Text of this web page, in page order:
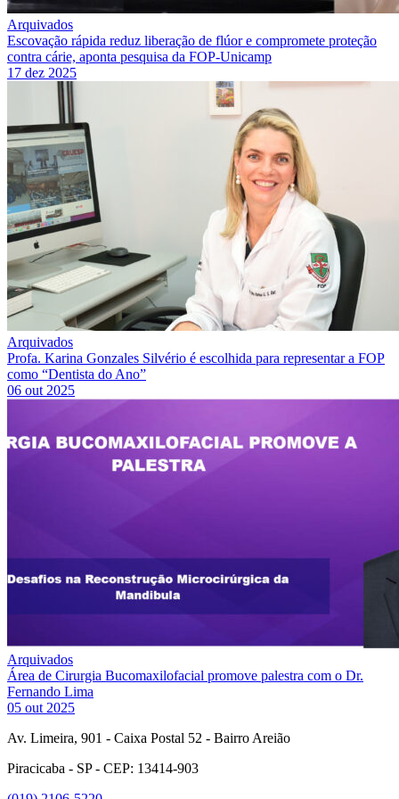
Arquivados
Escovação rápida reduz liberação de flúor e compromete proteção
contra cárie, aponta pesquisa da FOP-Unicamp
17 dez 2025
Arquivados
Profa. Karina Gonzales Silvério é escolhida para representar a FOP
como “Dentista do Ano”
06 out 2025
Arquivados
Área de Cirurgia Bucomaxilofacial promove palestra com o Dr.
Fernando Lima
05 out 2025
Av. Limeira, 901 - Caixa Postal 52 - Bairro Areião
Piracicaba - SP - CEP: 13414-903